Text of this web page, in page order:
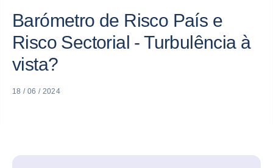
Barómetro de Risco País e
Risco Sectorial - Turbulência à
vista?
18 / 06 / 2024